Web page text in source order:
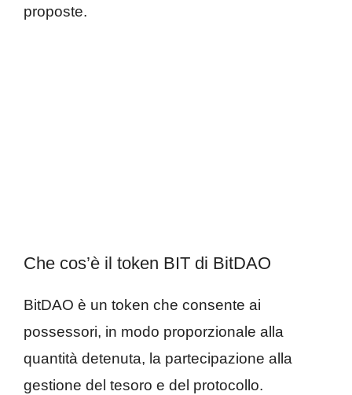
proposte.
Che cos’è il token BIT di BitDAO
BitDAO è un token che consente ai
possessori, in modo proporzionale alla
quantità detenuta, la partecipazione alla
gestione del tesoro e del protocollo.